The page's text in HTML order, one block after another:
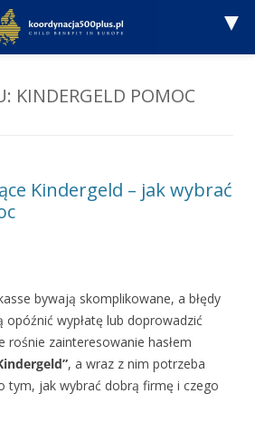
KINDERGELD POMOC
Kindergeld – jak wybrać
bywają skomplikowane, a błędy
wypłatę lub doprowadzić
rośnie zainteresowanie hasłem
, a wraz z nim potrzeba
tym, jak wybrać dobrą firmę i czego